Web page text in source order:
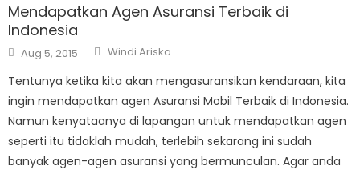
Mendapatkan Agen Asuransi Terbaik di
Indonesia
Posted
on
Aug 5, 2015 Author
Windi Ariska
Tentunya ketika kita akan mengasuransikan kendaraan, kita
ingin mendapatkan agen Asuransi Mobil Terbaik di Indonesia.
Namun kenyataanya di lapangan untuk mendapatkan agen
seperti itu tidaklah mudah, terlebih sekarang ini sudah
banyak agen-agen asuransi yang bermunculan. Agar anda